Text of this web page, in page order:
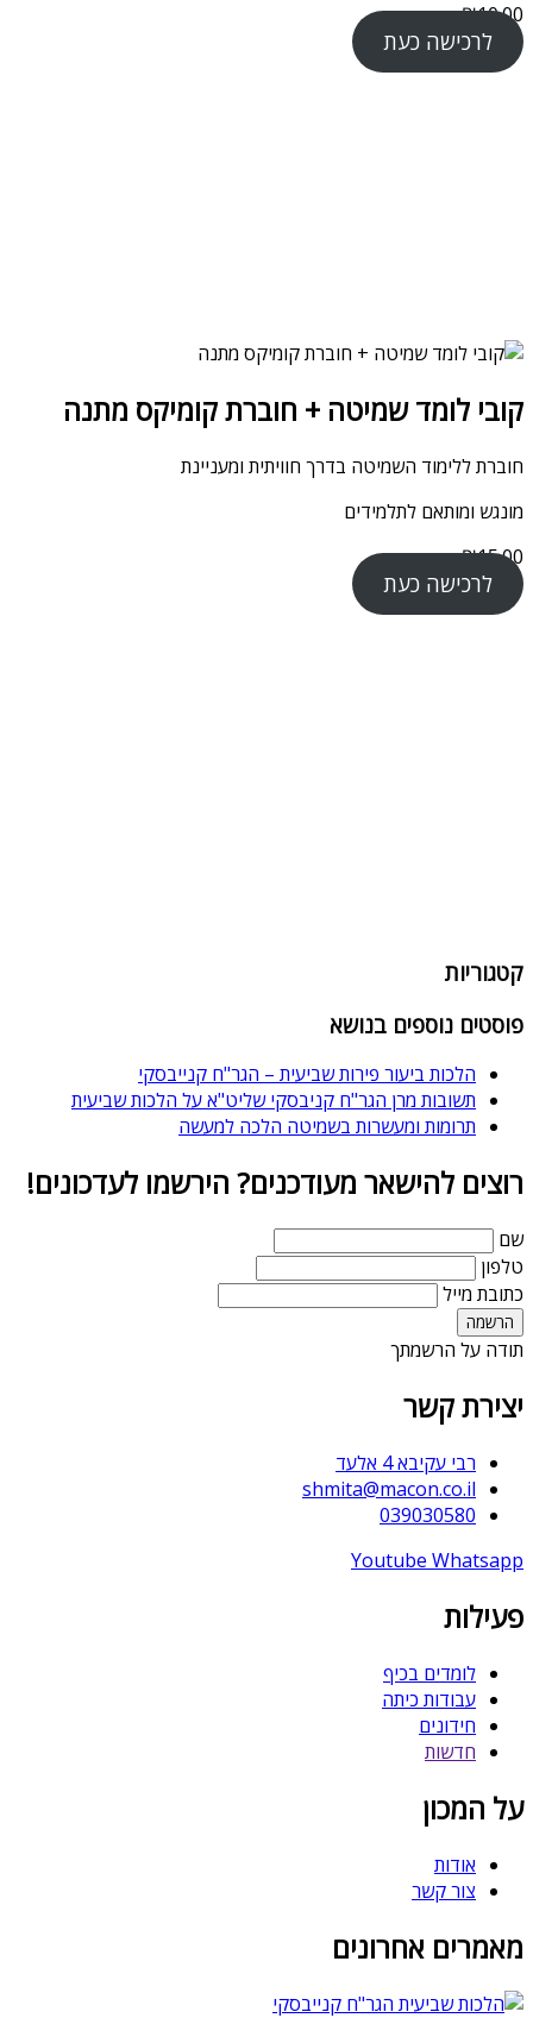
₪10.00
לרכישה כעת
קובי לומד שמיטה + חוברת קומיקס מתנה
חוברת ללימוד השמיטה בדרך חוויתית ומעניינת
מונגש ומותאם לתלמידים
₪15.00
לרכישה כעת
קטגוריות
פוסטים נוספים בנושא
הלכות ביעור פירות שביעית – הגר"ח קנייבסקי
תשובות מרן הגר"ח קניבסקי שליט"א על הלכות שביעית
תרומות ומעשרות בשמיטה הלכה למעשה
רוצים להישאר מעודכנים? הירשמו לעדכונים!
שם
טלפון
כתובת מייל
תודה על הרשמתך
יצירת קשר
רבי עקיבא 4 אלעד
shmita@macon.co.il
039030580
Youtube Whatsapp
פעילות
לומדים בכיף
עבודות כיתה
חידונים
חדשות
על המכון
אודות
צור קשר
מאמרים אחרונים